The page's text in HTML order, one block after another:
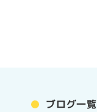
ブログ一覧